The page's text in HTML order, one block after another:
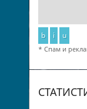
b i u
* Спам и